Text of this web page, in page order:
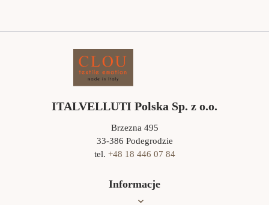
ITALVELLUTI Polska Sp. z o.o.
Brzezna 495
33-386 Podegrodzie
tel. +48 18 446 07 84
Informacje